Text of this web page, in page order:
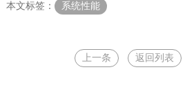
本文标签： 系统性能
上一条 返回列表